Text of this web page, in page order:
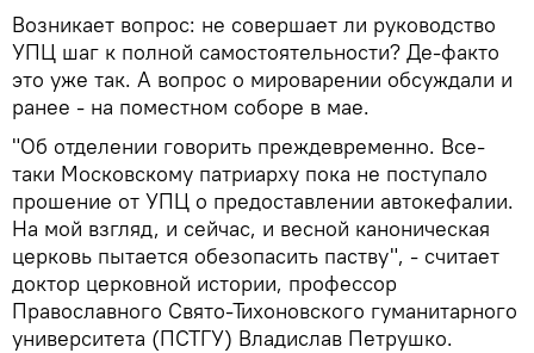
Возникает вопрос: не совершает ли руководство
УПЦ шаг к полной самостоятельности? Де-факто
это уже так. А вопрос о мироварении обсуждали и
ранее - на поместном соборе в мае.
"Об отделении говорить преждевременно. Все-
таки Московскому патриарху пока не поступало
прошение от УПЦ о предоставлении автокефалии.
На мой взгляд, и сейчас, и весной каноническая
церковь пытается обезопасить паству", - считает
доктор церковной истории, профессор
Православного Свято-Тихоновского гуманитарного
университета (ПСТГУ) Владислав Петрушко.